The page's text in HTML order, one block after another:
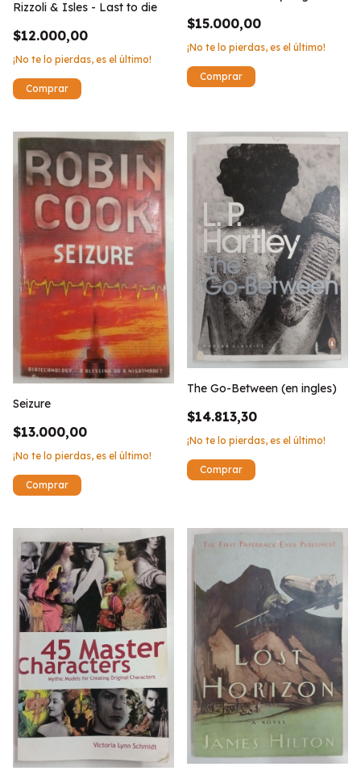
Rizzoli & Isles - Last to die
$12.000,00
¡No te lo pierdas, es el último!
$15.000,00
¡No te lo pierdas, es el último!
Seizure
$13.000,00
¡No te lo pierdas, es el último!
The Go-Between (en ingles)
$14.813,30
¡No te lo pierdas, es el último!